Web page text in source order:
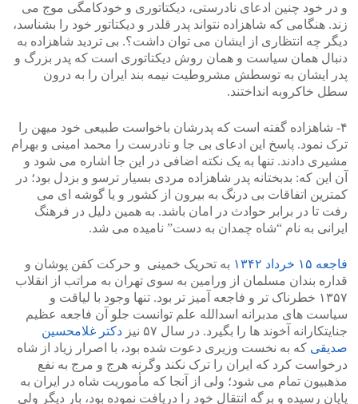
و در خود چنین ادعای نادرستی، دیکتاتوری و خودکامگی موج می
زند. هنگامی که شاهزاده نتواند پدر قلدر و دیکتاتور خود را بشناسد،
دیگر چه انتظاری از ایشان می توان داشت؟. بی تردید شاهزاده به
دنبال همان سیاست و همان روش دیکتاتوری است که پدر بزرگ و
پدر ایشان به توسطش مشروطیت نیمه بند ایران را به درون
سطل خاکروبه انداختند.
۴- شاهزاده گفته است که پدرشان باخواست طبیعی خود میهن را
ترک نمود. پاسخ این ادعای بی جا و نادرست را محمد امینی و بهرام
مشیری دادند. تنها به یک نکته اضافی در این جا اشاره می شود و
آن این که: بدبختانه پدر شاهزاده مردی بسیار ترسو و بزدل بود؛ در
کمترین اتفاقات بی درنگ به بیرون از کشور و یا گوشه ای می
رفت تا در برابر حوادث در امان باشد. به همین دلیل در فرهنگ
ایرانی به نام “شاه چمدان به دست” نامیده می شد.
فاجعه ۱۵ خرداد ۱۳۴۲
به تحریک خمینی و حرکت کفن پوشان و
قداره بندان مسلمان از ورامین به سوی تهران به مراتب از انقلاب
۱۳۵۷ خطرناک تر و فاجعه آمیز تر بود. تنها وجود با لیاقت و
سیاست های مدبرانه اسدالله علم توانست جلو آن فاجعه عظیم
جنایتکارانه آخوند ها را بگیرد. در سال ۵۷ نیز
دکتر غلامحسین
صدیقی که به نخست وزیری دعوت شده بود، با اصرار زیاد از شاه
درخواست کرد که ایران را ترک نکند وگرنه هرج و مرج به نفع
مذهبیون تمام می شود؛ ولی از آنجا که مأموریت شاه در ایران به
پایان رسیده و برگه انتقال خود را دریافت نموده بود، بار دیگر ولی